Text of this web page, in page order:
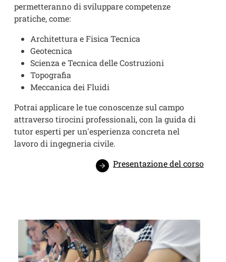
permetteranno di sviluppare competenze
pratiche, come:
Architettura e Fisica Tecnica
Geotecnica
Scienza e Tecnica delle Costruzioni
Topografia
Meccanica dei Fluidi
Potrai applicare le tue conoscenze sul campo
attraverso tirocini professionali, con la guida di
tutor esperti per un'esperienza concreta nel
lavoro di ingegneria civile.
Presentazione del corso
Image